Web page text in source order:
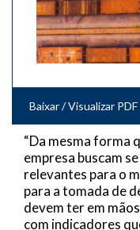
Baixar / Visualizar PDF
“Da mesma forma
empresa buscam
relevantes para o
para a tomada de
devem ter em
com indicadores